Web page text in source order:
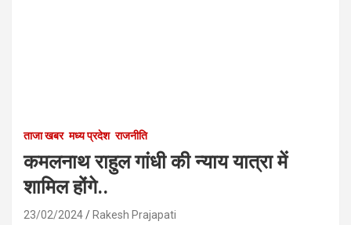
ताजा खबर मध्य प्रदेश राजनीति
कमलनाथ राहुल गांधी की न्याय यात्रा में
शामिल होंगे..
23/02/2024 Rakesh Prajapati